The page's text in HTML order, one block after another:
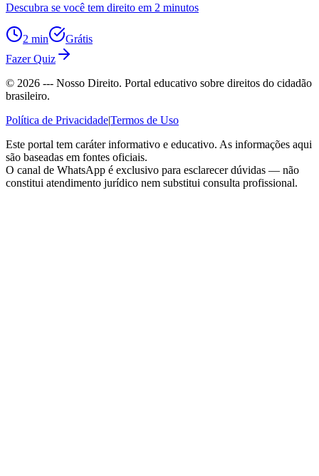
Descubra se você tem direito em 2 minutos
2 min
Grátis
Fazer Quiz
© 2026 --- Nosso Direito. Portal educativo sobre direitos do cidadão
brasileiro.
Política de Privacidade|Termos de Uso
Este portal tem caráter informativo e educativo. As informações aqui
são baseadas em fontes oficiais.
O canal de WhatsApp é exclusivo para esclarecer dúvidas — não
constitui atendimento jurídico nem substitui consulta profissional.